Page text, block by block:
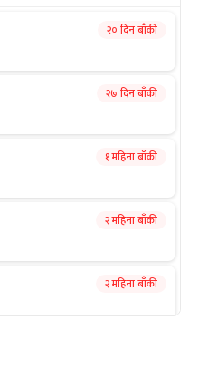
२० दिन बाँकी
२७ दिन बाँकी
१ महिना बाँकी
२ महिना बाँकी
२ महिना बाँकी